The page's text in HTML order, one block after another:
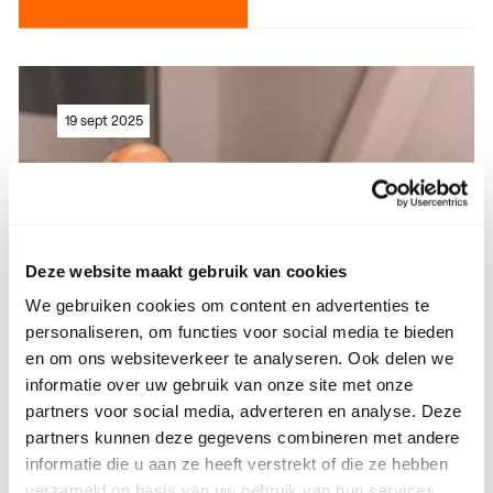
Deze website maakt gebruik van cookies
We gebruiken cookies om content en advertenties te
personaliseren, om functies voor social media te bieden
en om ons websiteverkeer te analyseren. Ook delen we
informatie over uw gebruik van onze site met onze
partners voor social media, adverteren en analyse. Deze
partners kunnen deze gegevens combineren met andere
informatie die u aan ze heeft verstrekt of die ze hebben
Lees meer
Lees meer
19 sept 2025
AI bij SintLucas:
Technologie als partner
van creatieve makers